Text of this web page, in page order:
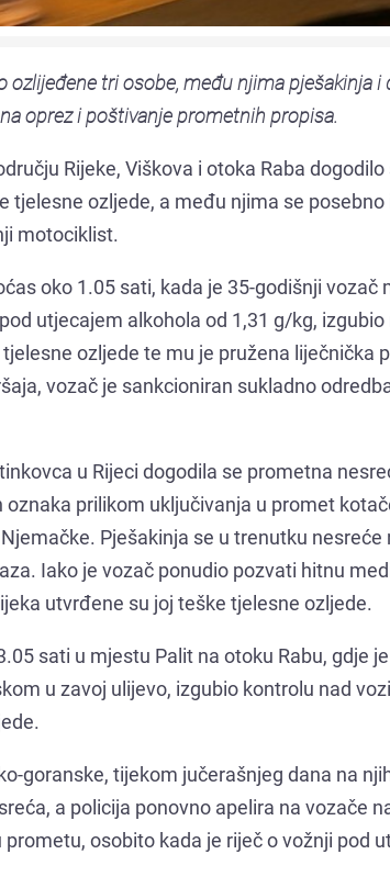
tri osobe, među njima pješakinja i
oprez i poštivanje prometnih propisa.
Rijeke, Viškova i otoka Raba
tjelesne ozljede, a među njima se
motociklist.
oko 1.05 sati, kada je 35-godišnji vozač
utjecajem alkohola od 1,31 g/kg,
ozljede te mu je pružena liječnička
vozač je sankcioniran sukladno
u Rijeci dogodila se prometna
prilikom uključivanja u promet
Pješakinja se u trenutku nesreće
Iako je vozač ponudio pozvati hitnu
utvrđene su joj teške tjelesne ozljede.
sati u mjestu Palit na otoku Rabu, gdje
u zavoj ulijevo, izgubio kontrolu nad
goranske, tijekom jučerašnjeg dana na
a policija ponovno apelira na vozače
osobito kada je riječ o vožnji pod